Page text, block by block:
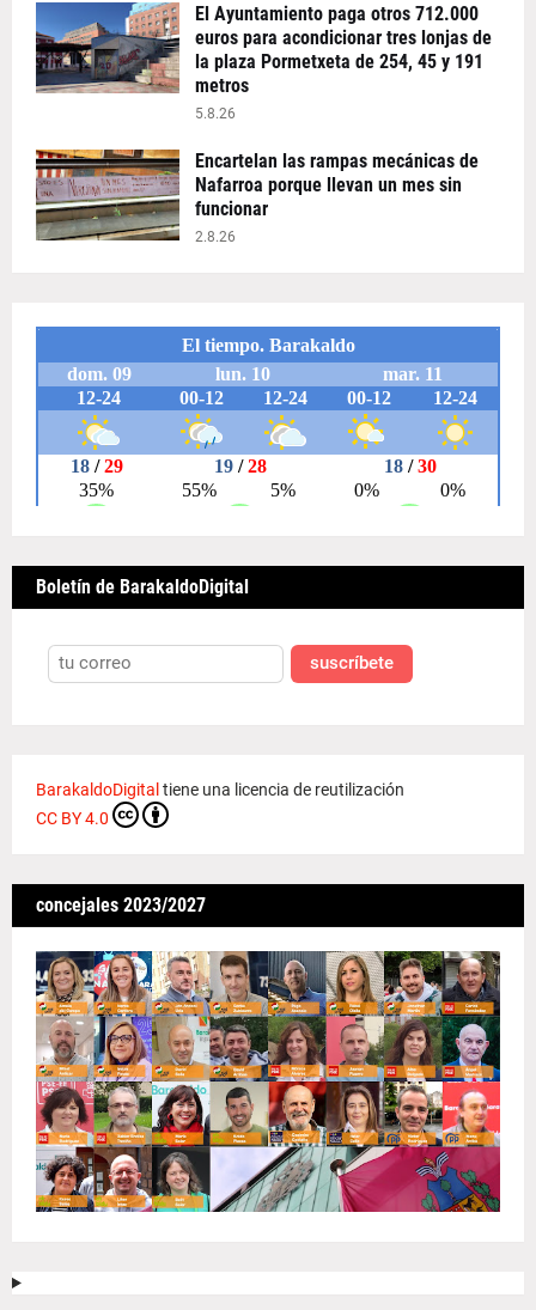
El Ayuntamiento paga otros 712.000
euros para acondicionar tres lonjas de
la plaza Pormetxeta de 254, 45 y 191
metros
5.8.26
Encartelan las rampas mecánicas de
Nafarroa porque llevan un mes sin
funcionar
2.8.26
Boletín de BarakaldoDigital
suscríbete
BarakaldoDigitaltiene una licencia de reutilización
CC BY 4.0
concejales 2023/2027